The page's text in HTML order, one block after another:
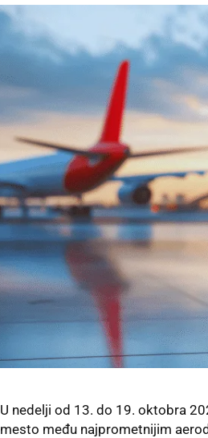
U nedelji od 13. do 19. oktobra
mesto među najprometnijim